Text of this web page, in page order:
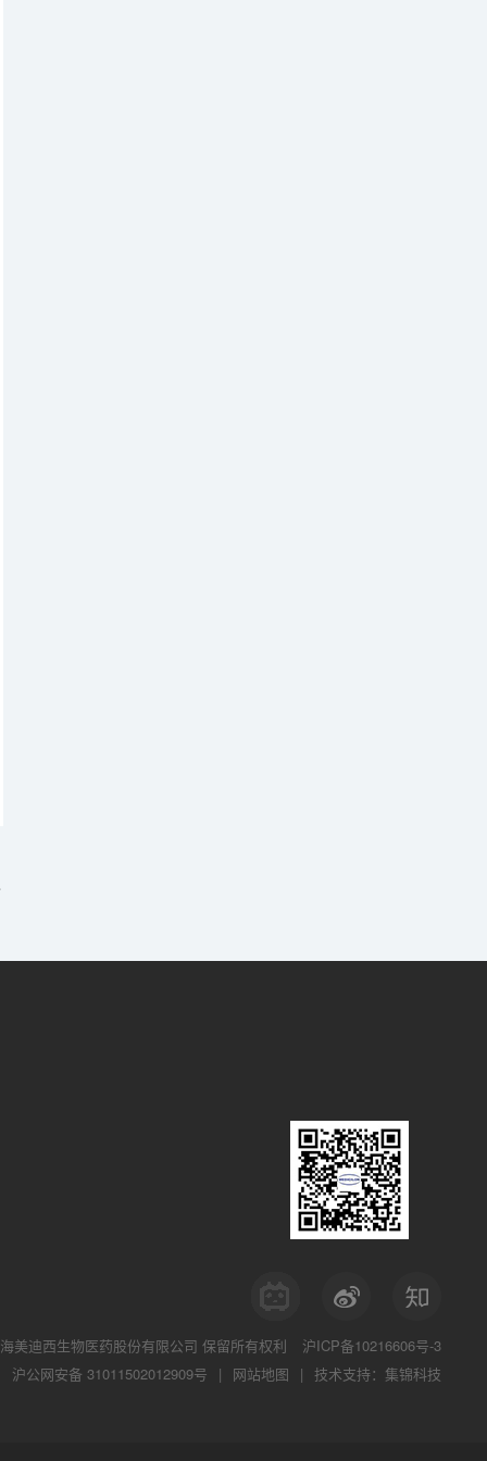
海美迪西生物医药股份有限公司 保留所有权利
沪ICP备10216606号-3
沪公网安备 31011502012909号
| 网站地图 | 技术支持：集锦科技